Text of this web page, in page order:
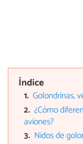
Índice
Golondrinas,
¿Cómo
aviones?
Nidos de